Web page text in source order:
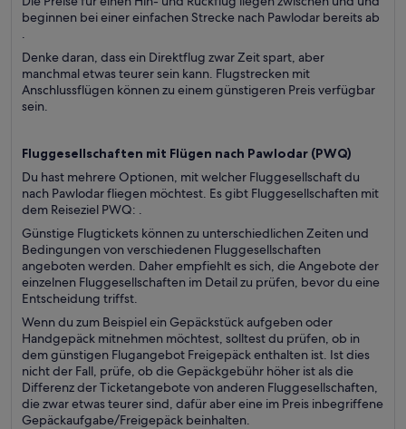
beginnen bei einer einfachen Strecke nach Pawlodar bereits ab
.
Denke daran, dass ein Direktflug zwar Zeit spart, aber
manchmal etwas teurer sein kann. Flugstrecken mit
Anschlussflügen können zu einem günstigeren Preis verfügbar
sein.
Fluggesellschaften mit Flügen nach Pawlodar (PWQ)
Du hast mehrere Optionen, mit welcher Fluggesellschaft du
nach Pawlodar fliegen möchtest. Es gibt Fluggesellschaften mit
dem Reiseziel PWQ: .
Günstige Flugtickets können zu unterschiedlichen Zeiten und
Bedingungen von verschiedenen Fluggesellschaften
angeboten werden. Daher empfiehlt es sich, die Angebote der
einzelnen Fluggesellschaften im Detail zu prüfen, bevor du eine
Entscheidung triffst.
Wenn du zum Beispiel ein Gepäckstück aufgeben oder
Handgepäck mitnehmen möchtest, solltest du prüfen, ob in
dem günstigen Flugangebot Freigepäck enthalten ist. Ist dies
nicht der Fall, prüfe, ob die Gepäckgebühr höher ist als die
Differenz der Ticketangebote von anderen Fluggesellschaften,
die zwar etwas teurer sind, dafür aber eine im Preis inbegriffene
Gepäckaufgabe/Freigepäck beinhalten.